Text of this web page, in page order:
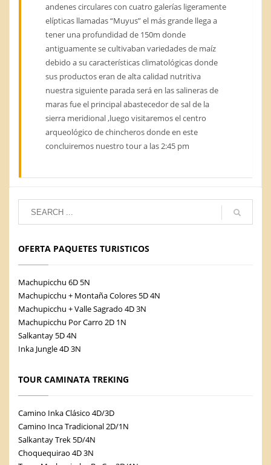
andenes circulares con cuatro galerías ligeramente
elípticas llamadas “Muyus” el más grande llega a
tener una profundidad de 150m donde
antiguamente se cultivaban variedades de maíz
debido a su características climatológicas donde
sus productos eran de alta calidad nutritiva
nuestra siguiente parada será en las salineras de
maras fue el principal abastecedor de sal de la
sierra meridional ,luego visitaremos el centro
arqueológico de chincheros donde en este
concluiremos nuestro tour a las 2:45 pm
OFERTA PAQUETES TURISTICOS
Machupicchu 6D 5N
Machupicchu + Montaña Colores 5D 4N
Machupicchu + Valle Sagrado 4D 3N
Machupicchu Por Carro 2D 1N
Salkantay 5D 4N
Inka Jungle 4D 3N
TOUR CAMINATA TREKING
Camino Inka Clásico 4D/3D
Camino Inca Tradicional 2D/1N
Salkantay Trek 5D/4N
Choquequirao 4D 3N